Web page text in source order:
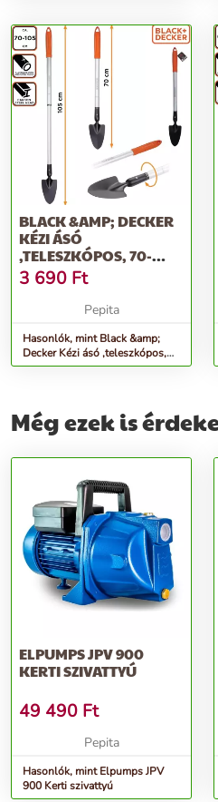
BLACK &AMP; DECKER
KÉZI ÁSÓ
,TELESZKÓPOS, 70-
105CM, 460G
3 690 Ft
Pepita
Hasonlók, mint Black &amp;
Decker Kézi ásó ,teleszkópos,
70-105cm, 460g
Még ezek is
ELPUMPS JPV 900
KERTI SZIVATTYÚ
49 490 Ft
Pepita
Hasonlók, mint Elpumps JPV
900 Kerti szivattyú